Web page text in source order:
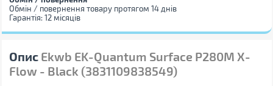
Обмін / повернення товару протягом 14 днів
Гарантія: 12 місяців
Опис Ekwb EK-Quantum Surface P280M X-
Flow - Black (3831109838549)